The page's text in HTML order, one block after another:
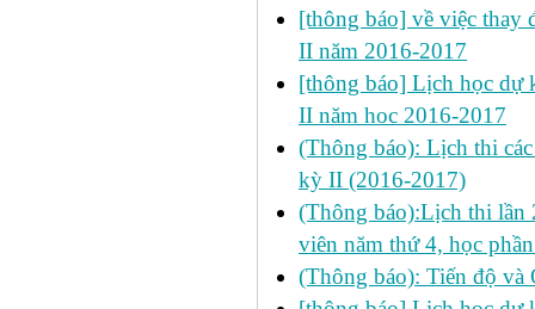
[thông báo] về việc thay
II năm 2016-2017
[thông báo] Lịch học dự
II năm hoc 2016-2017
(Thông báo): Lịch thi
kỳ II (2016-2017)
(Thông báo):Lịch thi lần
viên năm thứ 4, học
(Thông báo): Tiến độ và